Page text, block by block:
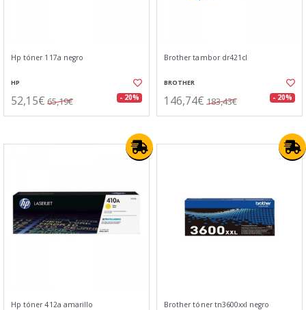
Hp tóner 117a negro
HP
52,15€ 65,19€ - 20%
Brother tambor dr421cl
BROTHER
146,74€ 183,43€ - 20%
Hp tóner 412a amarillo Brother tóner tn3600xxl negro